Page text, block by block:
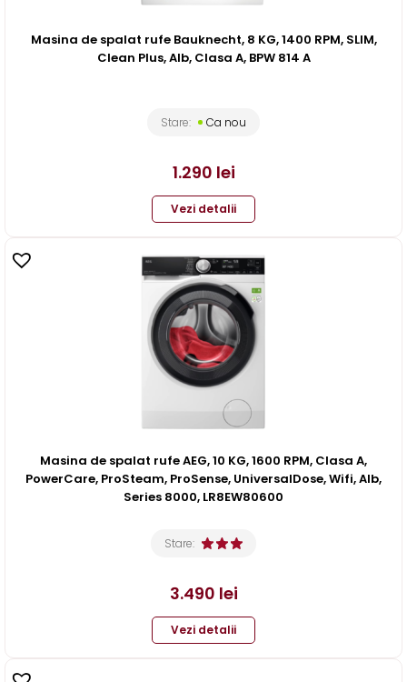
Masina de spalat rufe Bauknecht, 8 KG, 1400 RPM, SLIM,
Clean Plus, Alb, Clasa A, BPW 814 A
Stare: Ca nou
1.290 lei
Vezi detalii
Masina de spalat rufe AEG, 10 KG, 1600 RPM, Clasa A,
PowerCare, ProSteam, ProSense, UniversalDose, Wifi, Alb,
Series 8000, LR8EW80600
Stare:
3.490 lei
Vezi detalii